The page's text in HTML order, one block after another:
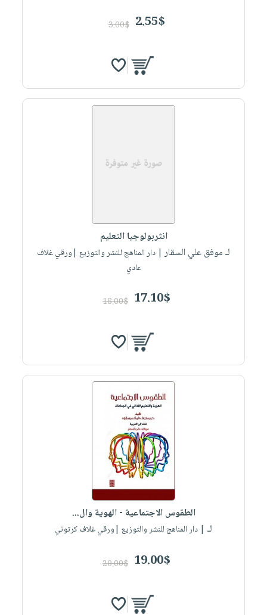
2.55$
3.00$
انثربولوجيا التعليم
لـ موفق علي السقار| دار المناهج للنشر والتوزيع |ورقي غلاف
عادي
17.10$
18.00$
الطقوس الاجتماعية - الهوية وال...
لـ | دار المناهج للنشر والتوزيع |ورقي غلاف كرتوني
19.00$
20.00$